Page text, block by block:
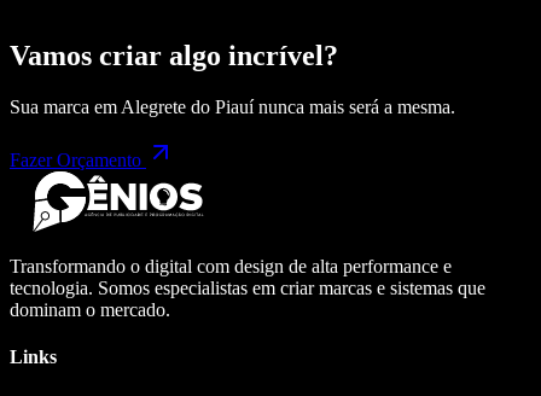
Vamos criar algo incrível?
Sua marca em Alegrete do Piauínunca mais será a mesma.
Fazer Orçamento
Transformando o digital com design de alta performance e
tecnologia. Somos especialistas em criar marcas e sistemas que
dominam o mercado.
Links